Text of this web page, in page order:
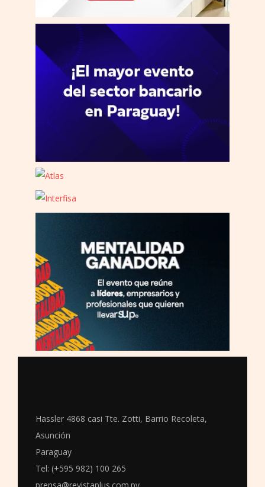
Hassler 4868 casi Tte. Zotti, Barrio Recoleta,
Asunción
Paraguay
Tel: (+595 982) 100 265